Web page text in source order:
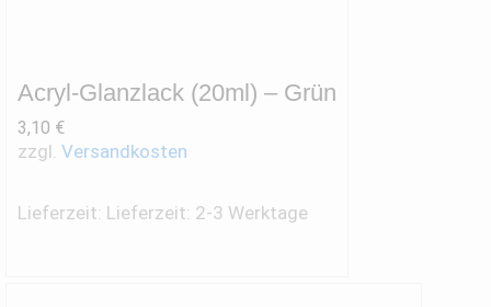
Acryl-Glanzlack (20ml) – Grün
3,10 €
zzgl. Versandkosten
Lieferzeit: Lieferzeit: 2-3 Werktage